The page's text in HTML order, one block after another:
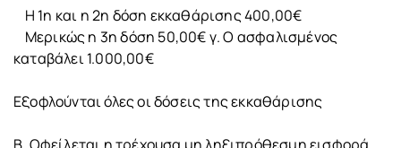
Η 1η και η 2η δόση εκκαθάρισης 400,00€
Μερικώς η 3η δόση 50,00€ γ. Ο ασφαλισμένος
καταβάλει 1.000,00€
Εξοφλούνται όλες οι δόσεις της εκκαθάρισης